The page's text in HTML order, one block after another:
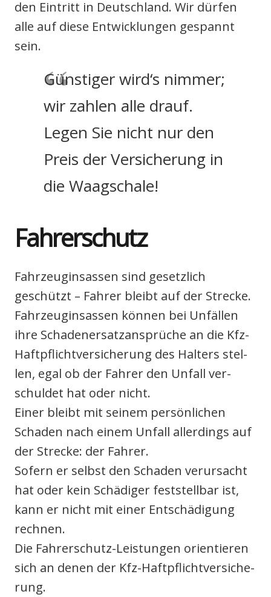
den Ein­tritt in Deutsch­land. Wir dür­fen
alle auf die­se Ent­wick­lun­gen gespannt
sein.
Güns­ti­ger wird‘s nim­mer;
wir zah­len alle drauf.
Legen Sie nicht nur den
Preis der Ver­si­che­rung in
die Waag­scha­le!
Fah­rer­schutz
Fahr­zeug­insas­sen sind gesetz­lich
geschützt – Fah­rer bleibt auf der Stre­cke.
Fahr­zeug­insas­sen kön­nen bei Unfäl­len
ihre Scha­den­er­satz­an­sprü­che an die Kfz-
Haft­pflicht­ver­si­che­rung des Hal­ters stel­
len, egal ob der Fah­rer den Unfall ver­
schul­det hat oder nicht.
Einer bleibt mit sei­nem per­sön­li­chen
Scha­den nach einem Unfall aller­dings auf
der Stre­cke: der Fah­rer.
Sofern er selbst den Scha­den ver­ur­sacht
hat oder kein Schä­di­ger fest­stell­bar ist,
kann er nicht mit einer Ent­schä­di­gung
rech­nen.
Die Fah­rer­schutz-Leis­tun­gen ori­en­tie­ren
sich an denen der Kfz-Haft­pflicht­ver­si­che­
rung.